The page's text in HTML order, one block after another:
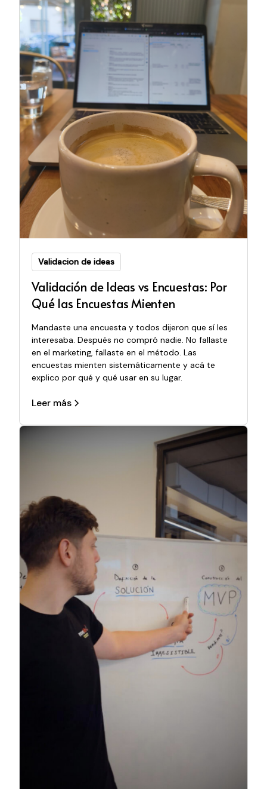
Validacion de ideas
Validación de Ideas vs Encuestas: Por
Qué las Encuestas Mienten
Mandaste una encuesta y todos dijeron que sí les
interesaba. Después no compró nadie. No fallaste
en el marketing, fallaste en el método. Las
encuestas mienten sistemáticamente y acá te
explico por qué y qué usar en su lugar.
Leer más